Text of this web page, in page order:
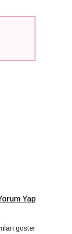
Yap
göster